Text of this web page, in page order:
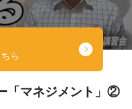
ら
「マネジメント」②